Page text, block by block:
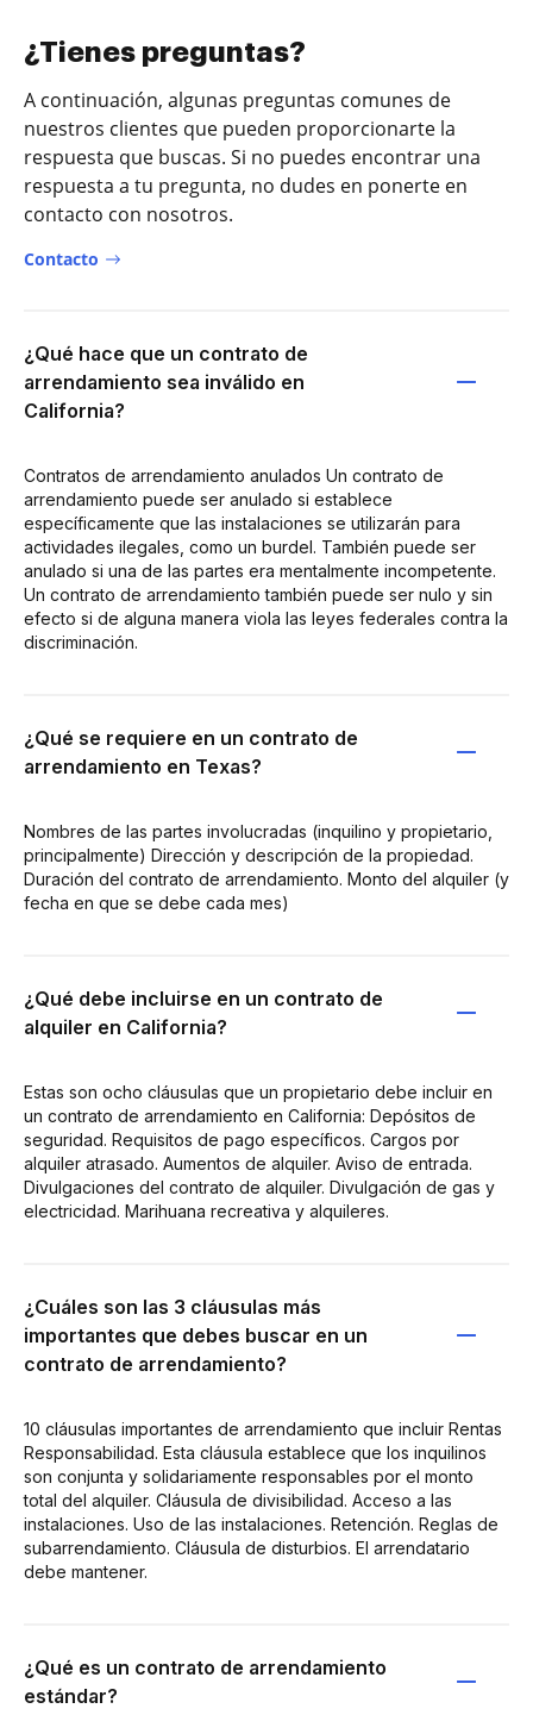
¿Tienes preguntas?
A continuación, algunas preguntas comunes de
nuestros clientes que pueden proporcionarte la
respuesta que buscas. Si no puedes encontrar una
respuesta a tu pregunta, no dudes en ponerte en
contacto con nosotros.
Contacto
¿Qué hace que un contrato de
arrendamiento sea inválido en
California?
Contratos de arrendamiento anulados Un contrato de
arrendamiento puede ser anulado si establece
específicamente que las instalaciones se utilizarán para
actividades ilegales, como un burdel. También puede ser
anulado si una de las partes era mentalmente incompetente.
Un contrato de arrendamiento también puede ser nulo y sin
efecto si de alguna manera viola las leyes federales contra la
discriminación.
¿Qué se requiere en un contrato de
arrendamiento en Texas?
Nombres de las partes involucradas (inquilino y propietario,
principalmente) Dirección y descripción de la propiedad.
Duración del contrato de arrendamiento. Monto del alquiler (y
fecha en que se debe cada mes)
¿Qué debe incluirse en un contrato de
alquiler en California?
Estas son ocho cláusulas que un propietario debe incluir en
un contrato de arrendamiento en California: Depósitos de
seguridad. Requisitos de pago específicos. Cargos por
alquiler atrasado. Aumentos de alquiler. Aviso de entrada.
Divulgaciones del contrato de alquiler. Divulgación de gas y
electricidad. Marihuana recreativa y alquileres.
¿Cuáles son las 3 cláusulas más
importantes que debes buscar en un
contrato de arrendamiento?
10 cláusulas importantes de arrendamiento que incluir Rentas
Responsabilidad. Esta cláusula establece que los inquilinos
son conjunta y solidariamente responsables por el monto
total del alquiler. Cláusula de divisibilidad. Acceso a las
instalaciones. Uso de las instalaciones. Retención. Reglas de
subarrendamiento. Cláusula de disturbios. El arrendatario
debe mantener.
¿Qué es un contrato de arrendamiento
estándar?